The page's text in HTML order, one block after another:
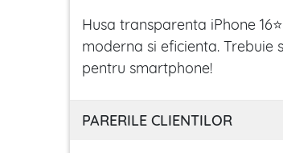
Husa transparenta iPhone
moderna si eficienta. Trebuie
pentru smartphone!
PARERILE CLIENTILOR